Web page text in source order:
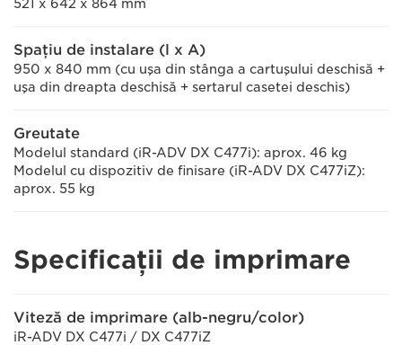
521 x 642 x 864 mm
Spaţiu de instalare (l x A)
950 x 840 mm (cu uşa din stânga a cartuşului deschisă +
uşa din dreapta deschisă + sertarul casetei deschis)
Greutate
Modelul standard (iR-ADV DX C477i): aprox. 46 kg
Modelul cu dispozitiv de finisare (iR-ADV DX C477iZ):
aprox. 55 kg
Specificaţii de imprimare
Viteză de imprimare (alb-negru/color)
iR-ADV DX C477i / DX C477iZ